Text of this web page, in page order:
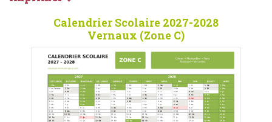
Calendrier Scolaire 2027-2028
Vernaux (Zone C)